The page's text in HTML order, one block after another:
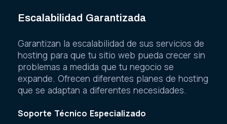
Escalabilidad Garantizada
Garantizan la escalabilidad de sus servicios de
hosting para que tu sitio web pueda crecer sin
problemas a medida que tu negocio se
expande. Ofrecen diferentes planes de hosting
que se adaptan a diferentes necesidades.
Soporte Técnico Especializado